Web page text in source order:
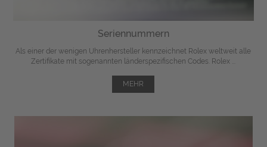
Seriennummern
Als einer der wenigen Uhrenhersteller kennzeichnet Rolex weltweit alle
Zertifikate mit sogenannten länderspezifischen Codes. Rolex ...
MEHR